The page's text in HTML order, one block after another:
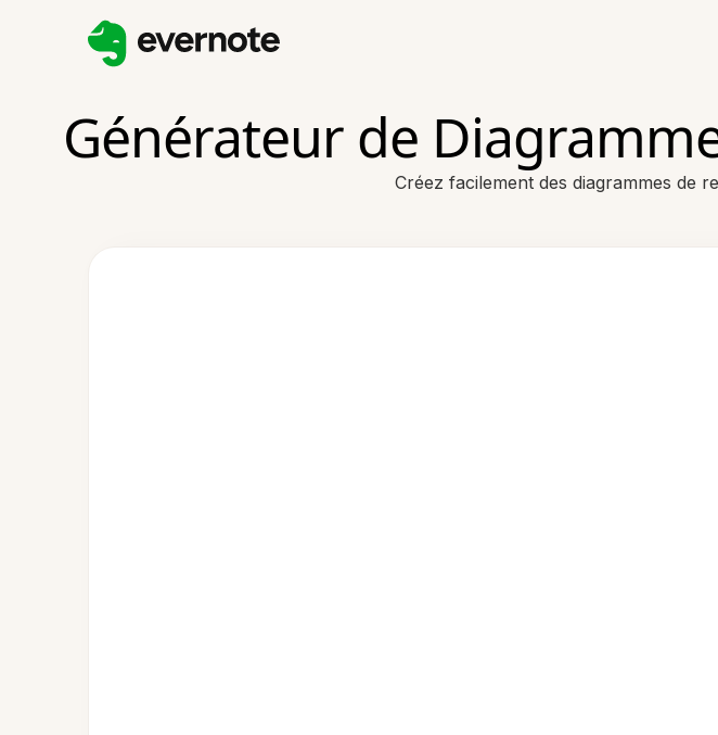
Générateur de
Créez facilement des diagrammes de